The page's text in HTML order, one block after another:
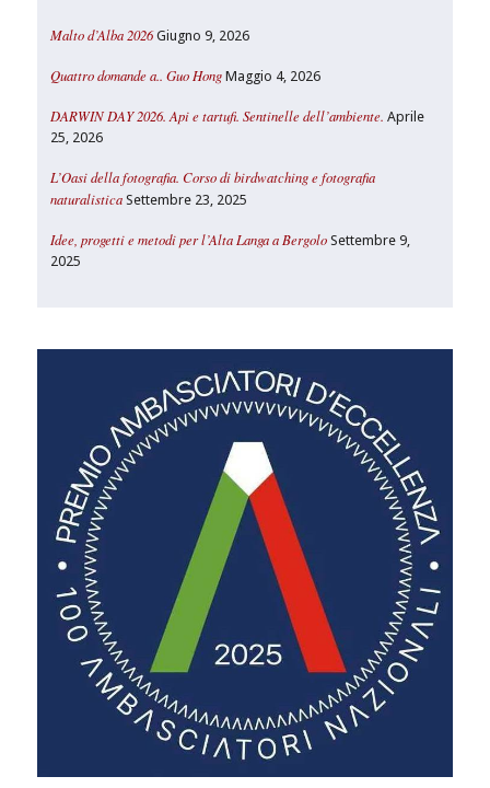
Malto d’Alba 2026 Giugno 9, 2026
Quattro domande a.. Guo Hong Maggio 4, 2026
DARWIN DAY 2026. Api e tartufi. Sentinelle dell’ambiente. Aprile
25, 2026
L’Oasi della fotografia. Corso di birdwatching e fotografia
naturalistica Settembre 23, 2025
Idee, progetti e metodi per l’Alta Langa a Bergolo Settembre 9,
2025